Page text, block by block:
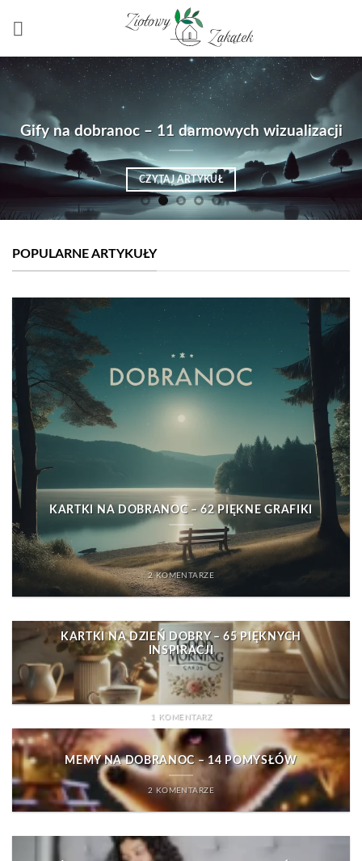
Gify na dobranoc – 11 darmowych wizualizacji
CZYTAJ ARTYKUŁ
POPULARNE ARTYKUŁY
KARTKI NA DOBRANOC – 62 PIĘKNE GRAFIKI
2 KOMENTARZE
KARTKI NA DZIEŃ DOBRY – 65 PIĘKNYCH
INSPIRACJI
1 KOMENTARZ
MEMY NA DOBRANOC – 14 POMYSŁÓW
2 KOMENTARZE